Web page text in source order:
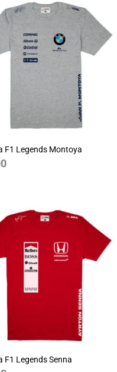
F1 Legends Montoya
F1 Legends Senna